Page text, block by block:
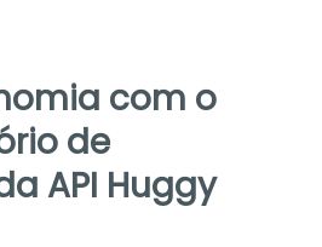
com o
de
API Huggy